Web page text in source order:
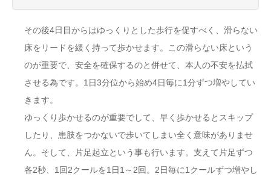
その後4日目からはゆっくりとした歩行を促すべく、滑らない
床をリードを緩く持って歩かせます。この滑らない床という
のが重要で、安全を確保するのと併せて、本人の不安を払拭
させる為です。1日3分位から始め4日毎に1分ずつ増やしてい
きます。
ゆっくり歩かせるのが重要でして、早く歩かせるとスキップ
したり、患肢をつかないで歩いてしまい全く意味がありませ
ん。そして、片足起立という事も行います。支えて片足ずつ
各2秒、1回2クールを1日1～2回。2日毎に1クールずつ増やし